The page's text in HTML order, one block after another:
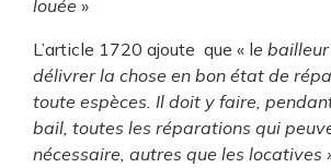
louée »
L’article 1720 ajoute que « le
délivrer la chose en bon état de
toute espèces. Il doit y faire,
bail, toutes les réparations qui
nécessaire, autres que les locatives